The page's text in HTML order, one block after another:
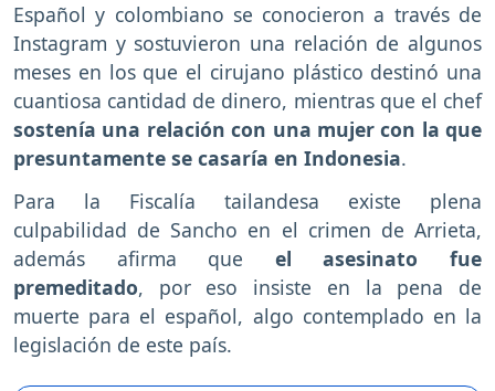
Español y colombiano se conocieron a través de
Instagram y sostuvieron una relación de algunos
meses en los que el cirujano plástico destinó una
cuantiosa cantidad de dinero, mientras que el chef
sostenía una relación con una mujer con la que
presuntamente se casaría en Indonesia.
Para la Fiscalía tailandesa existe plena
culpabilidad de Sancho en el crimen de Arrieta,
además afirma que el asesinato fue
premeditado, por eso insiste en la pena de
muerte para el español, algo contemplado en la
legislación de este país.